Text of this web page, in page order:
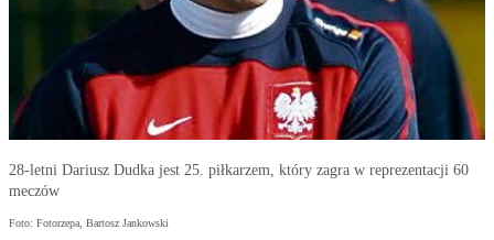
28-letni Dariusz Dudka jest 25. piłkarzem, który zagra w reprezentacji 60
meczów
Foto: Fotorzepa, Bartosz Jankowski